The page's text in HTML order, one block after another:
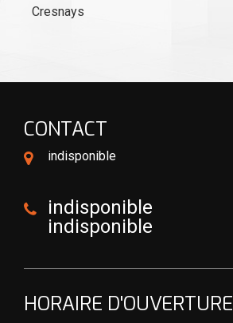
Cresnays
CONTACT
indisponible
indisponible
indisponible
HORAIRE D'OUVERTURE